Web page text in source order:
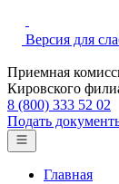
Версия для
Приемная
Кировского
8 (800) 333 52 02
Подать
Главная